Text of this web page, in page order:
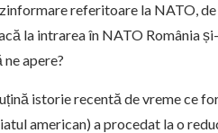
referitoare la NATO, de
la intrarea în NATO România
apere?
istorie recentă de vreme ce
american) a procedat la o